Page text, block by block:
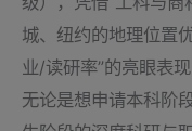
城、纽约的地理位置
业/读研率”的亮眼表
无论是想申请本科阶